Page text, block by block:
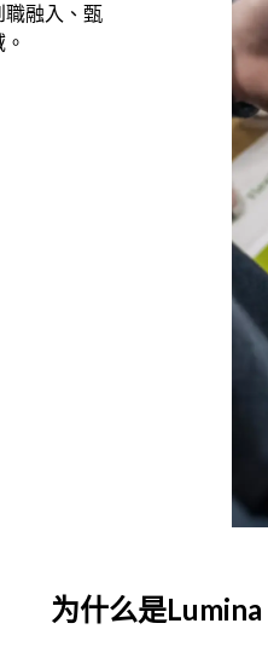
職融入、甄
为什么是